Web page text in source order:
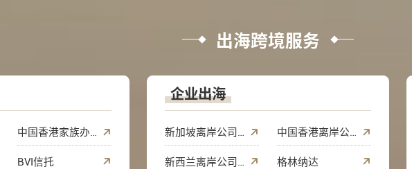
出海跨境服务
中国香港家族办公室
BVI信托
企业出海
新加坡离岸公司开户 中国香港离岸公司开户
新西兰离岸公司注册 格林纳达